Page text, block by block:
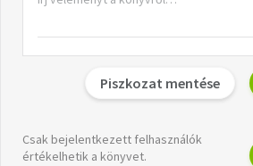
Piszkozat mentése
Csak bejelentkezett felhasználók
értékelhetik a könyvet.